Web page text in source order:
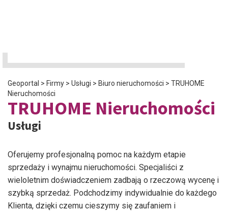
Geoportal > Firmy > Usługi > Biuro nieruchomości > TRUHOME
Nieruchomości
TRUHOME Nieruchomości
Usługi
Oferujemy profesjonalną pomoc na każdym etapie
sprzedaży i wynajmu nieruchomości. Specjaliści z
wieloletnim doświadczeniem zadbają o rzeczową wycenę i
szybką sprzedaż. Podchodzimy indywidualnie do każdego
Klienta, dzięki czemu cieszymy się zaufaniem i